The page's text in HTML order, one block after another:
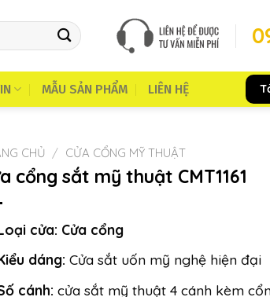
MẪU SẢN PHẨM LIÊN HỆ
CHỦ / CỬA CỔNG MỸ THUẬT
cổng sắt mỹ thuật CMT1161
cửa: Cửa cổng
dáng: Cửa sắt uốn mỹ nghệ hiện đại
cánh: cửa sắt mỹ thuật 4 cánh kèm